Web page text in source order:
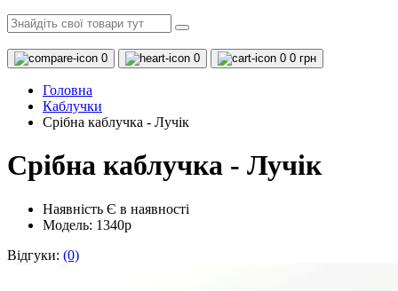
0 0 0 0 грн
Головна
Каблучки
Срібна каблучка - Лучік
Срібна каблучка - Лучік
Наявність Є в наявності
Модель: 1340р
Відгуки: (0)